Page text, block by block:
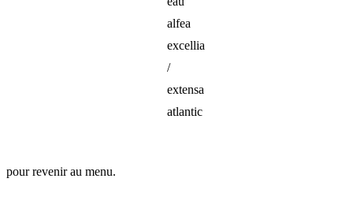
pour revenir au menu.